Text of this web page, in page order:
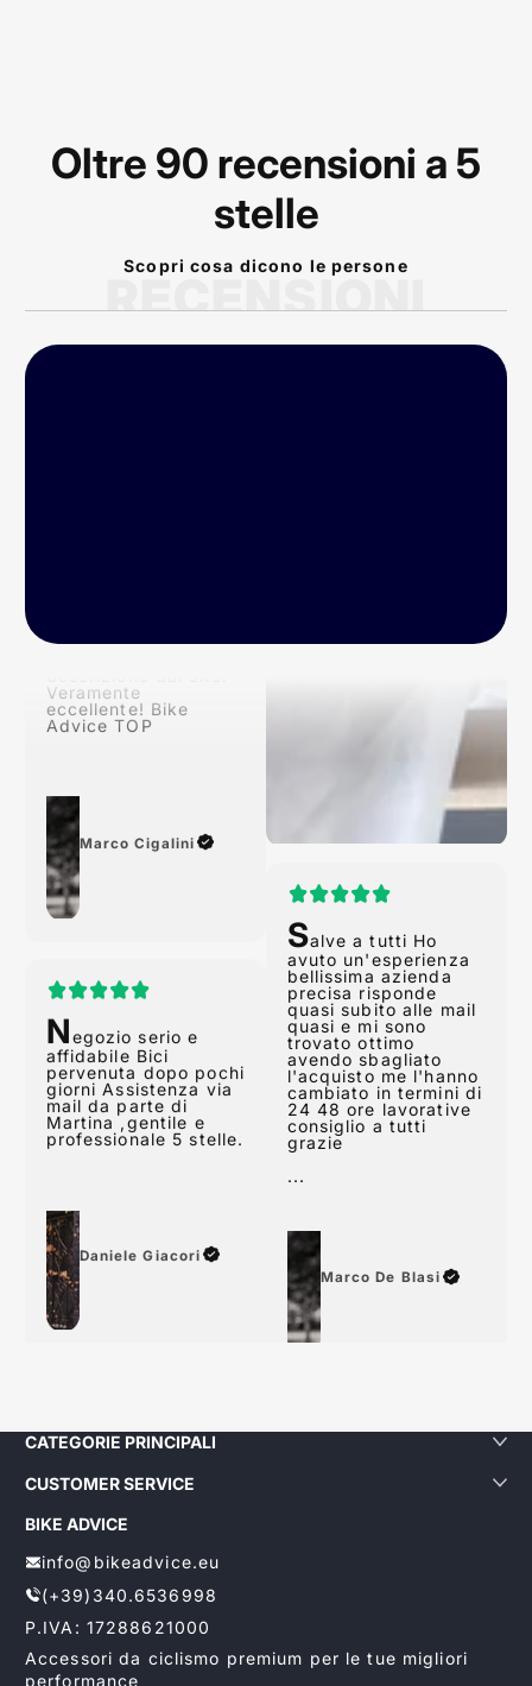
Oltre 90 recensioni a 5
stelle
Scopri cosa dicono le persone
RECENSIONI
descrizione dal sito!
eccellente! Bike
Advice TOP
Marco Cigalini
N
affidabile Bici
pervenuta dopo pochi
giorni Assistenza via
mail da parte di
Martina ,gentile e
professionale 5 stelle.
Daniele Giacori
Salve a tutti Ho
avuto un'esperienza
bellissima azienda
precisa risponde
quasi subito alle mail
quasi e mi sono
trovato ottimo
avendo sbagliato
l'acquisto me l'hanno
cambiato in termini di
24 48 ore lavorative
consiglio a tutti
Marco De Blasi
CATEGORIE PRINCIPALI
CUSTOMER SERVICE
BIKE ADVICE
info@bikeadvice.eu
(+39)340.6536998
P.IVA: 17288621000
Accessori da ciclismo premium per le tue migliori
performance